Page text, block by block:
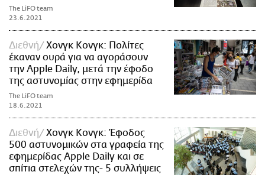
The LiFO team
23.6.2021
Διεθνή
Χονγκ Κονγκ: Πολίτες
έκαναν ουρά για να αγοράσουν
την Apple Daily, μετά την έφοδο
της αστυνομίας στην εφημερίδα
The LiFO team
18.6.2021
Διεθνή
Χονγκ Κονγκ: Έφοδος
500 αστυνομικών στα γραφεία της
εφημερίδας Apple Daily και σε
σπίτια στελεχών της- 5 συλλήψεις